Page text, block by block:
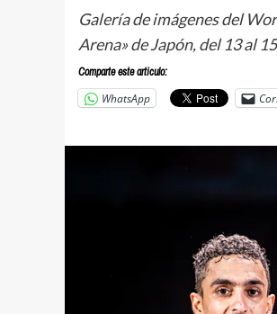
Galería de imágenes del
Arena» de Japón, del 13 al
Comparte este articulo:
WhatsApp